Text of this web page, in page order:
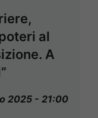
al
A
2025 - 21:00